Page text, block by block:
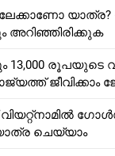
അറിഞ്ഞിരിക്കുക
13,000
ജീവിക്കാം
വിയറ്റ്‌നാമില്‍
ചെയ്യാം